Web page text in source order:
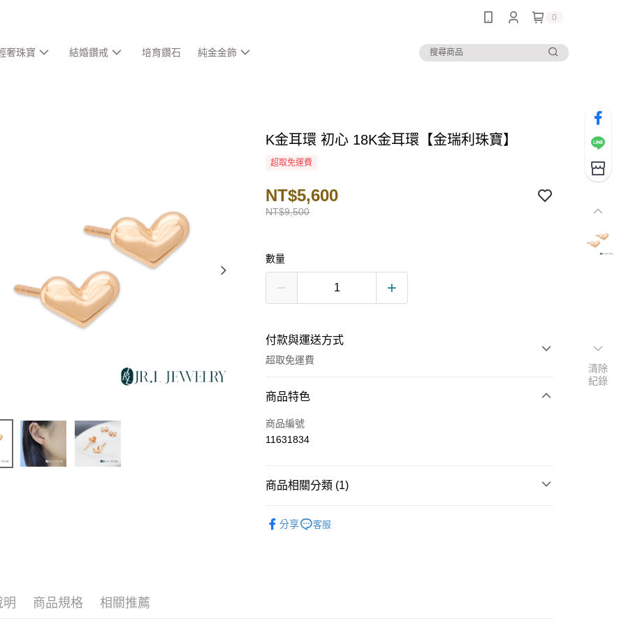
0
奢珠寶 結婚鑽戒 培育鑽石 純金金飾
K金耳環 初心 18K金耳環【金瑞利珠寶】
超取免運費
NT$9,500
NT$5,600
數量
付款與運送方式
超取免運費
付款方式
信用卡一次付款
街口支付
商品特色
商品編號
11631834
商品相關分類 (1)
分享
客服
明 商品規格 相關推薦
清除
紀錄